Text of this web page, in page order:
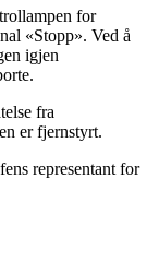
for
«Stopp». Ved å
igjen
fra
er fjernstyrt.
representant for